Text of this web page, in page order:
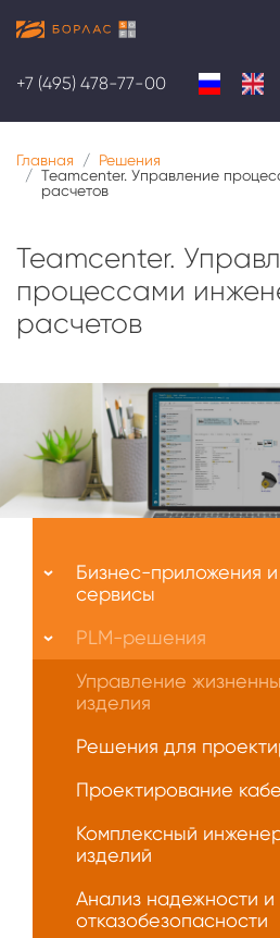
+7 (495) 478-77-00
Главная
Решения
Teamcenter. Управление
расчетов
Teamcenter.
процессами
расчетов
нас
Бизнес-приложения
сервисы
PLM-решения
Управление
изделия
Решения для
Проектирование
Комплексный
изделий
Анализ надежности и
отказобезопасности